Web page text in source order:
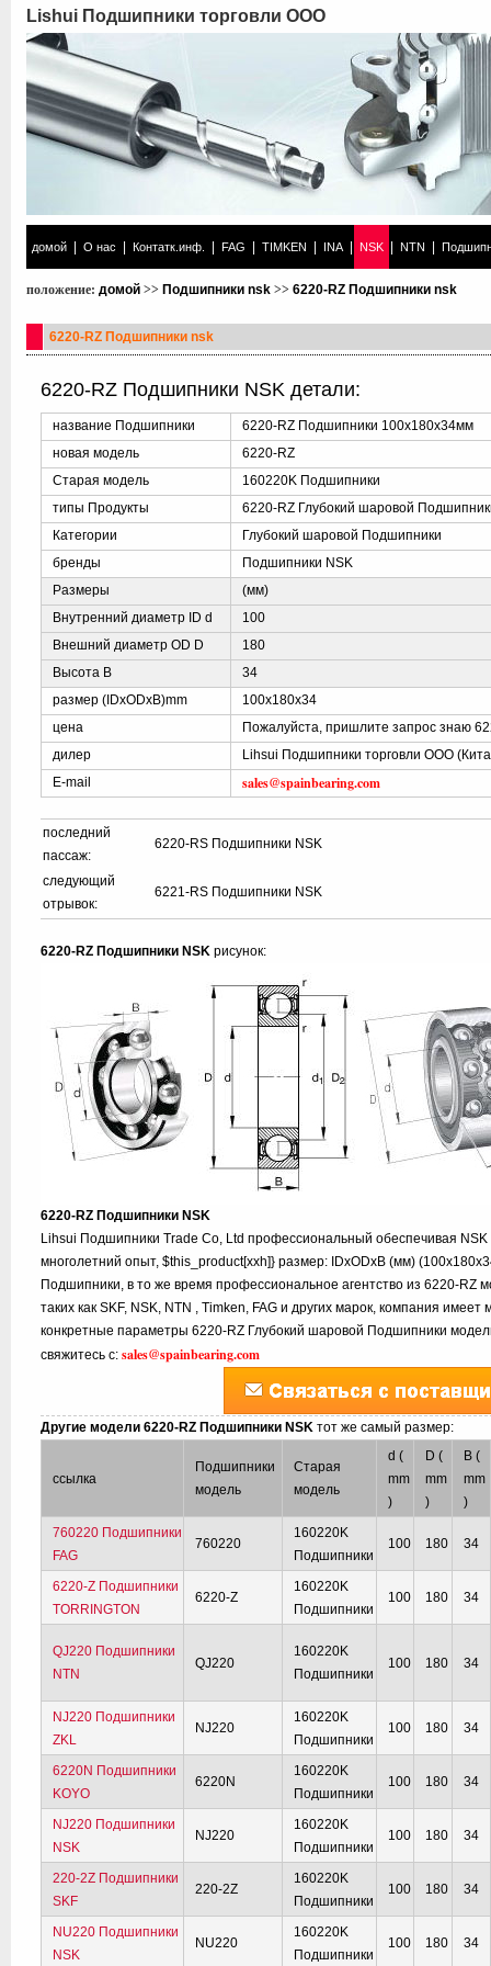
Lishui Подшипники торговли ООО
домой О нас Контатк.инф. FAG TIMKEN INA NSK NTN
положение: домой >> Подшипники nsk >> 6220-RZ Подшипники nsk
6220-RZ Подшипники nsk
6220-RZ Подшипники NSK детали:
название Подшипники
6220-RZ Подшипники 100x180x34мм
новая модель
6220-RZ
Старая модель
160220K Подшипники
типы Продукты
6220-RZ Глубокий шаровой
Категории
Глубокий шаровой Подшипники
бренды
Подшипники NSK
Размеры
(мм)
Внутренний диаметр ID d
100
Внешний диаметр OD D
180
Высота B
34
размер (IDxODxB)mm
100x180x34
цена
Пожалуйста, пришлите запрос знаю
дилер
Lihsui Подшипники торговли ООО
E-mail
sales@spainbearing.com
последний
пассаж:
6220-RS Подшипники NSK
следующий
отрывок:
6221-RS Подшипники NSK
6220-RZ Подшипники NSK рисунок:
6220-RZ Подшипники NSK
Lihsui Подшипники Trade Co, Ltd профессиональный обеспечивая
многолетний опыт, $this_product[xxh]} размер: IDxODxB (мм)
Подшипники, в то же время профессиональное агентство из 6220-RZ
таких как SKF, NSK, NTN , Timken, FAG и других марок, компания имеет
конкретные параметры 6220-RZ Глубокий шаровой Подшипники
свяжитесь с:sales@spainbearing.com
Другие модели 6220-RZ Подшипники NSKтот же самый размер:
ссылка
Подшипники
модель
Старая
модель
d (
mm
)
D (
mm
)
B (
mm
)
760220 Подшипники
FAG
760220
160220K
Подшипники
100 180 34
6220-Z Подшипники
TORRINGTON
6220-Z
160220K
Подшипники
100 180 34
QJ220 Подшипники
NTN
QJ220
160220K
Подшипники
100 180 34
NJ220 Подшипники
ZKL
NJ220
160220K
Подшипники
100 180 34
6220N Подшипники
KOYO
6220N
160220K
Подшипники
100 180 34
NJ220 Подшипники
NSK
NJ220
160220K
Подшипники
100 180 34
220-2Z Подшипники
SKF
220-2Z
160220K
Подшипники
100 180 34
NU220 Подшипники
NSK
NU220
160220K
Подшипники
100 180 34